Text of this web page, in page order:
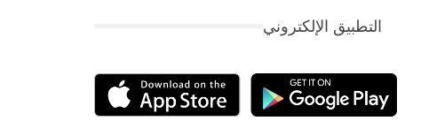
التطبيق الإلكتروني